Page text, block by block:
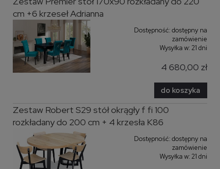
cm +6 krzeseł Adrianna
Dostępność: dostępny na
zamówienie
Wysyłka w: 21 dni
4 680,00 zł
do koszyka
Zestaw Robert S29 stół okrągły f fi 100
rozkładany do 200 cm + 4 krzesła K86
Dostępność: dostępny na
zamówienie
Wysyłka w: 21 dni